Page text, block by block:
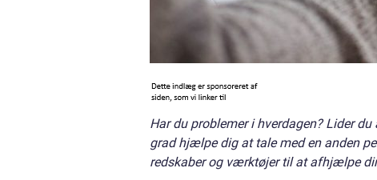
Har du problemer i hverdagen? Lider
grad hjælpe dig at tale med en anden
redskaber og værktøjer til at afhjælpe